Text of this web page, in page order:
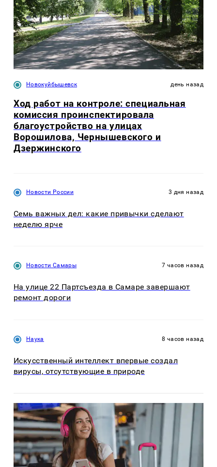
Новокуйбышевск день назад
Ход работ на контроле: специальная
комиссия проинспектировала
благоустройство на улицах
Ворошилова, Чернышевского и
Дзержинского
Новости России 3 дня назад
Семь важных дел: какие привычки сделают
неделю ярче
Новости Самары 7 часов назад
На улице 22 Партсъезда в Самаре завершают
ремонт дороги
Наука 8 часов назад
Искусственный интеллект впервые создал
вирусы, отсутствующие в природе